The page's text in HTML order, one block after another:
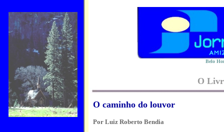
O caminho do louvor
Por Luiz Roberto Bendia
O
Belo